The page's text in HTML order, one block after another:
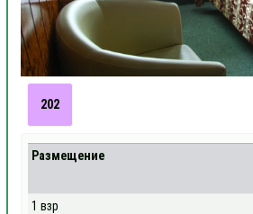
202
Размещение
1 взр